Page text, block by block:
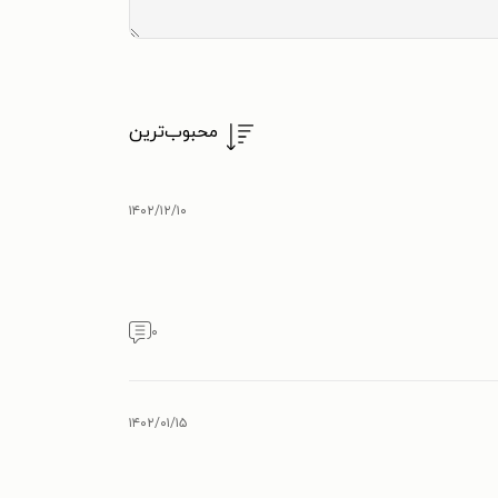
محبوب‌ترین
۱۴۰۲/۱۲/۱۰
۰
۱۴۰۲/۰۱/۱۵